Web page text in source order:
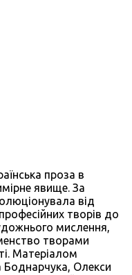
проза в
явище. За
від
творів до
мислення,
творами
Матеріалом
Боднарчука, Олекси